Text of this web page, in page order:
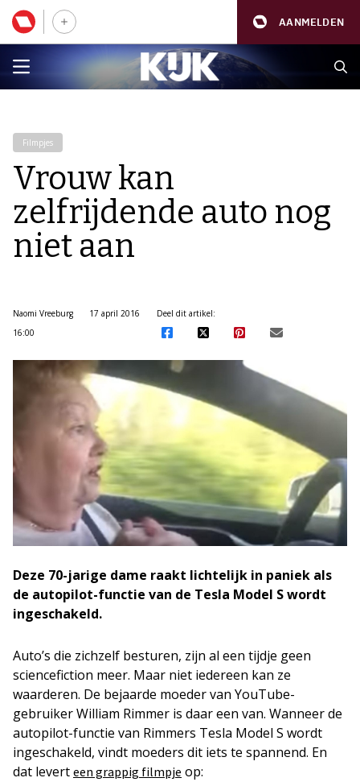
AANMELDEN
Filmpjes
Vrouw kan
zelfrijdende auto nog
niet aan
Naomi Vreeburg
17 april 2016
16:00
Deel dit artikel:
Deze 70-jarige dame raakt lichtelijk in paniek als
de autopilot-functie van de Tesla Model S wordt
ingeschakeld.
Auto’s die zichzelf besturen, zijn al een tijdje geen
sciencefiction meer. Maar niet iedereen kan ze
waarderen. De bejaarde moeder van YouTube-
gebruiker William Rimmer is daar een van. Wanneer de
autopilot-functie van Rimmers Tesla Model S wordt
ingeschakeld, vindt moeders dit iets te spannend. En
dat levert een grappig filmpje op: